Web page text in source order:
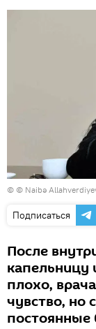
© © Naibə
Подписаться
После
капельницу
плохо,
чувство, но
постоянные